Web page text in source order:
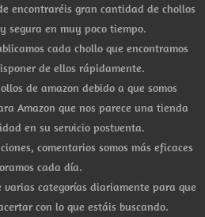
encontraréis gran cantidad de chollos
segura en muy poco tiempo.
cada chollo que encontramos
de ellos rápidamente.
de amazon debido a que somos
Amazon que nos parece una tienda
en su servicio postventa.
comentarios somos más eficaces
cada día.
varias categorías diariamente para que
con lo que estáis buscando.